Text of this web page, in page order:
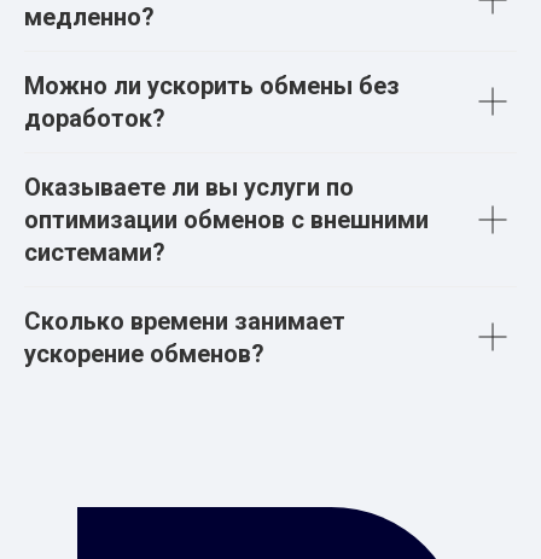
медленно?
Можно ли ускорить обмены без
доработок?
Оказываете ли вы услуги по
оптимизации обменов с внешними
системами?
Сколько времени занимает
ускорение обменов?